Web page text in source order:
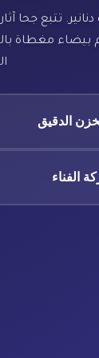
تتبع جحا
بيضاء مغطاة
الدقيق
الفناء